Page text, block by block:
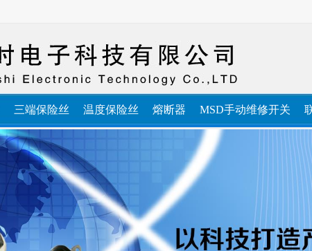
三端保险丝 温度保险丝 熔断器 MSD手动维修开关